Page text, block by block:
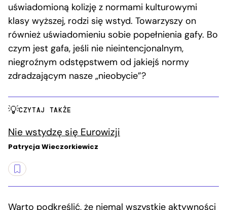
uświadomioną kolizję z normami kulturowymi
klasy wyższej, rodzi się wstyd. Towarzyszy on
również uświadomieniu sobie popełnienia gafy. Bo
czym jest gafa, jeśli nie nieintencjonalnym,
niegroźnym odstępstwem od jakiejś normy
zdradzającym nasze „nieobycie”?
CZYTAJ TAKŻE
Nie wstydzę się Eurowizji
Patrycja Wieczorkiewicz
Warto podkreślić, że niemal wszystkie aktywności